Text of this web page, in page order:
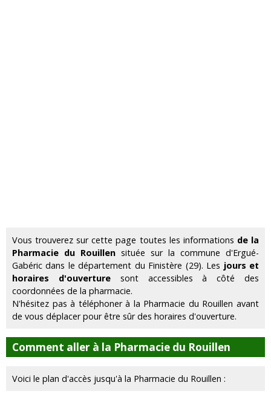
Vous trouverez sur cette page toutes les informations de la
Pharmacie du Rouillen située sur la commune d'Ergué-
Gabéric dans le département du Finistère (29). Les jours et
horaires d'ouverturesont accessibles à côté des
coordonnées de la pharmacie.
N'hésitez pas à téléphoner à la Pharmacie du Rouillen avant
de vous déplacer pour être sûr des horaires d'ouverture.
Comment aller à la Pharmacie du Rouillen
Voici le plan d'accès jusqu'à la Pharmacie du Rouillen :